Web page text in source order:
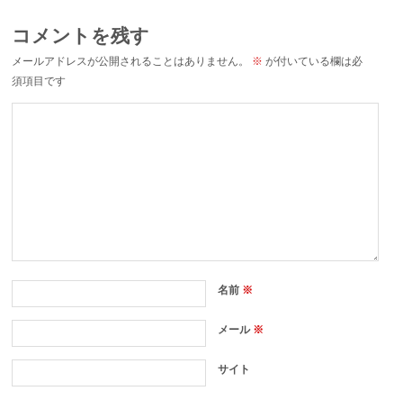
コメントを残す
メールアドレスが公開されることはありません。 ※ が付いている欄は必
須項目です
名前 ※
メール※
サイト